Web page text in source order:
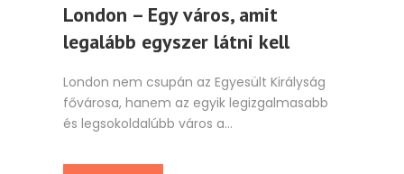
London – Egy város, amit
legalább egyszer látni kell
London nem csupán az Egyesült Királyság
fővárosa, hanem az egyik legizgalmasabb
és legsokoldalúbb város a...